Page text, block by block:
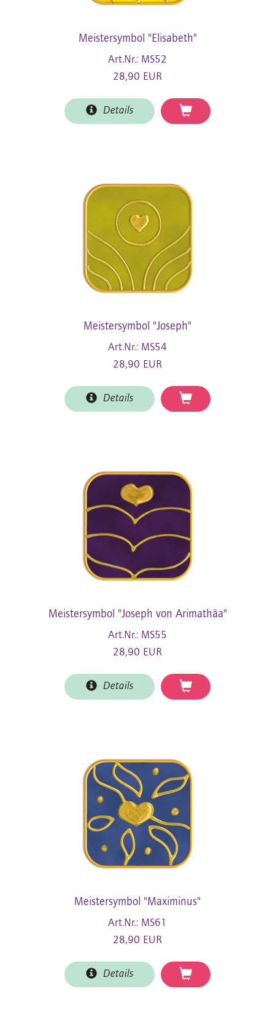
Meistersymbol "Elisabeth"
Art.Nr.: MS52
28,90 EUR
Details
Meistersymbol "Joseph"
Art.Nr.: MS54
28,90 EUR
Details
Meistersymbol "Joseph von Arimathäa"
Art.Nr.: MS55
28,90 EUR
Details
Meistersymbol "Maximinus"
Art.Nr.: MS61
28,90 EUR
Details